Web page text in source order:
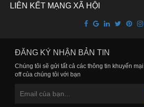
Tim
mạch
Thận,
LIÊN KẾT MẠNG XÃ HỘI
ĐĂNG KÝ NHẬN BẢN TIN
Chúng tôi sẽ gửi tất cả các thông tin khuyến
off của chúng tôi với bạn